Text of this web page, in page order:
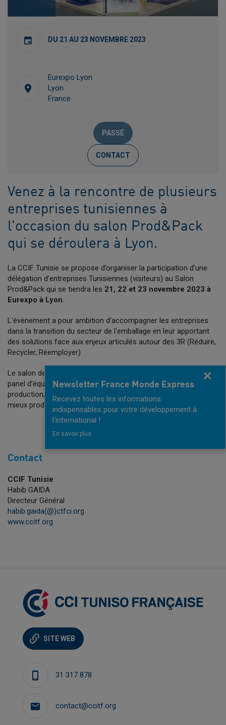
DU 21 AU 23 NOVEMBRE 2023
Eurexpo Lyon
Lyon
France
PASSÉ
CONTACT
Venez à la rencontre de plusieurs
entreprises tunisiennes à
l'occasion du salon Prod&Pack
qui se déroulera à Lyon.
La CCIF Tunisie se propose d’organiser la participation d’une
délégation d’entreprises Tunisiennes (visiteurs) au Salon
Prod&Pack qui se tiendra les 21, 22 et 23 novembre 2023 à
Eurexpo à Lyon
L'évènement a pour ambition d’accompagner les entreprises
dans la transition du secteur de l'emballage en leur apportant
des solutions face aux enjeux articulés autour des 3R (Réduire,
Recycler, Réemployer).
Le salon de l’écosystème du produit emballé regroupe un large
panel d’équipements pour l’usine et des solutions nouvelles de
production, de conditionnement et de manutention afin de
mieux produire et emballer.
JE M'INSCRIS
Contact
CCIF Tunisie
Habib GAIDA
Directeur Général
habib.gaida(@)ctfci.org
www.ccitf.org
SITE WEB
31 317 878
contact@ccitf.org
Newsletter France Monde Express
Recevez toutes les informations
indispensables pour votre développement à
l'international !
En savoir plus